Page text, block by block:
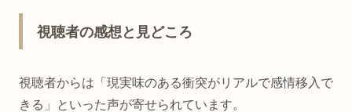
視聴者の感想と見どころ
視聴者からは「現実味のある衝突がリアルで感情移入で
きる」といった声が寄せられています。